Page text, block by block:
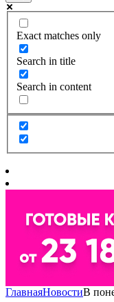
Exact matches only
Search in title
Search in content
ГлавнаяНовостиВ